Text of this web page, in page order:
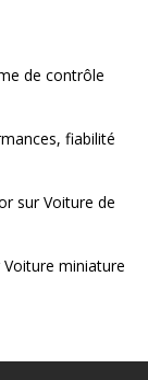
de contrôle
fiabilité
surVoiture de
Voiture miniature